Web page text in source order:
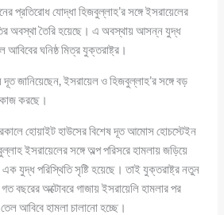
প্রতিরোধ যোদ্ধা হিজবুল্লাহ’র সঙ্গে ইসরায়েলের
অবস্থা তৈরি হয়েছে। এ অবস্থায় আসন্ন যুদ্ধ
ঘনিষ্ঠ মিত্র যুক্তরাষ্ট্র।
জানিয়েছেন, ইসরায়েল ও হিজবুল্লাহ’র সঙ্গে বড়
কাজ করছে।
হোয়াইট হাউসের বিশেষ দূত আমোস হোচস্টেইন
ইসরায়েলের সঙ্গে অল্প পরিসরে হামলায় জড়িয়ে
যুদ্ধ পরিস্থিতি সৃষ্টি হয়েছে। তাই যুক্তরাষ্ট্র নতুন
বছরের অক্টোবরে গাজায় ইসরায়েলি হামলার পর
আবিবে হামলা চালানো হচ্ছে।